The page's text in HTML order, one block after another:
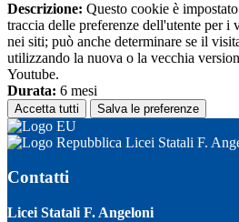
Descrizione: Questo cookie è
traccia delle preferenze dell'utente per i
nei siti; può anche determinare se il
utilizzando la nuova o la vecchia
Youtube.
Durata: 6 mesi
Accetta tutti Salva le preferenze
Licei Statali F.
Contatti
Licei Statali F. Angeloni